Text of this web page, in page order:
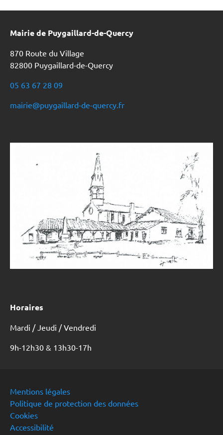
Mairie de Puygaillard-de-Quercy
870 Route du Village
82800 Puygaillard-de-Quercy
05 63 67 28 09
mairie@puygaillard-de-quercy.fr
Horaires
Mardi / Jeudi / Vendredi
9h-12h30 & 13h30-17h
Mentions légales
Politique de protection des données
Cookies
Accessibilité